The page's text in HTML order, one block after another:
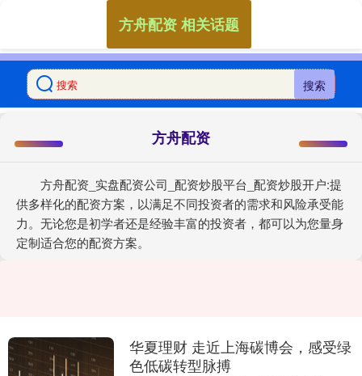
搜索
方舟配资
方舟配资_实盘配资公司_配资炒股平台_配资炒股开户:提
供多样化的配资方案，以满足不同投资者的需求和风险承受能
力。无论您是初学者还是经验丰富的投资者，都可以为您量身
定制适合您的配资方案。
方舟配资 相关话题
华夏理财 走近上海碳博会，感受绿
色低碳转型脉搏